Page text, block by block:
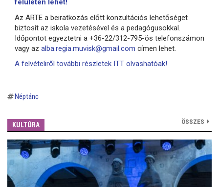
felületen lehet!
Az ARTE a beiratkozás előtt konzultációs lehetőséget
biztosít az iskola vezetésével és a pedagógusokkal.
Időpontot egyeztetni a +36-22/312-795-ös telefonszámon
vagy az alba.regia.muvisk@gmail.com címen lehet.
A felvételiről további részletek ITT olvashatóak!
Néptánc
KULTÚRA ÖSSZES